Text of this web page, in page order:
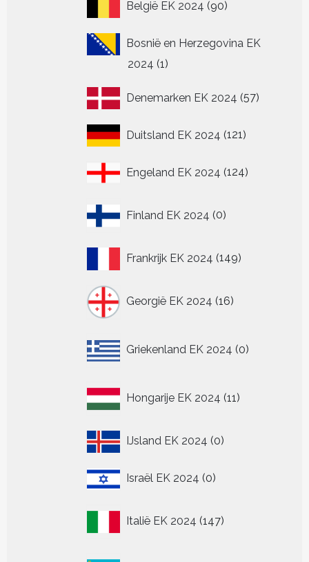
België EK 2024 90
Bosnië en Herzegovina EK
2024 11
Denemarken EK 2024 5757
Duitsland EK 2024 121121
Engeland EK 2024 124124
Finland EK 2024 0
producten
Frankrijk EK 2024 149149
Georgië EK 2024 16
producten
Griekenland EK 2024 0
producten
Hongarije EK 2024 11
producten
IJsland EK 2024 00
Israël EK 2024 00
Italië EK 2024 147
producten